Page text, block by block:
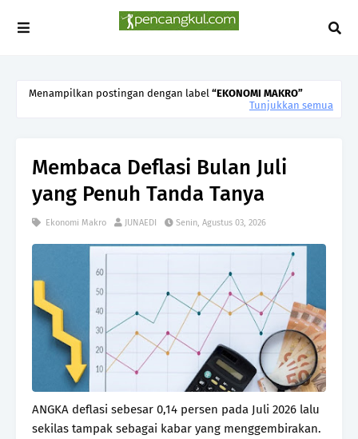
Menampilkan postingan dengan label EKONOMI MAKRO
Tunjukkan semua
Membaca Deflasi Bulan Juli
yang Penuh Tanda Tanya
Ekonomi Makro JUNAEDI Senin, Agustus 03, 2026
ANGKA deflasi sebesar 0,14 persen pada Juli 2026 lalu
sekilas tampak sebagai kabar yang menggembirakan.